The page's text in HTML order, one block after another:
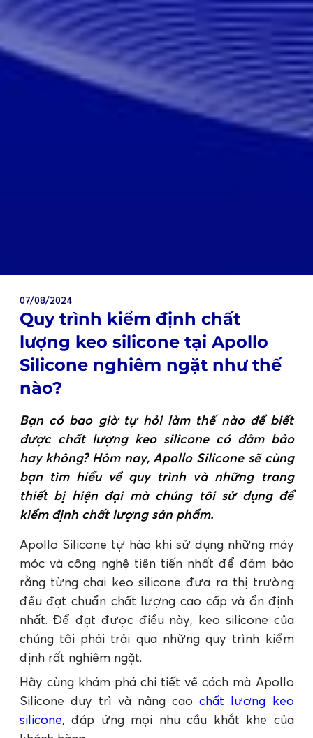
07/08/2024
Quy trình kiểm định chất
lượng keo silicone tại Apollo
Silicone nghiêm ngặt như thế
nào?
Bạn có bao giờ tự hỏi làm thế nào để biết
được chất lượng keo silicone có đảm bảo
hay không? Hôm nay, Apollo Silicone sẽ cùng
bạn tìm hiểu về quy trình và những trang
thiết bị hiện đại mà chúng tôi sử dụng để
kiểm định chất lượng sản phẩm.
Apollo Silicone tự hào khi sử dụng những máy
móc và công nghệ tiên tiến nhất để đảm bảo
rằng từng chai keo silicone đưa ra thị trường
đều đạt chuẩn chất lượng cao cấp và ổn định
nhất. Để đạt được điều này, keo silicone của
chúng tôi phải trải qua những quy trình kiểm
định rất nghiêm ngặt.
Hãy cùng khám phá chi tiết về cách mà Apollo
Silicone duy trì và nâng caochất lượng keo
silicone, đáp ứng mọi nhu cầu khắt khe của